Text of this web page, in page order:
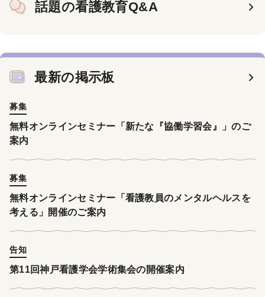
話題の看護教育Q&A
最新の掲示板
募集
無料オンラインセミナー「新たな『協働学習会』」のご
案内
募集
無料オンラインセミナー「看護教員のメンタルヘルスを
考える」開催のご案内
告知
第11回神戸看護学会学術集会の開催案内